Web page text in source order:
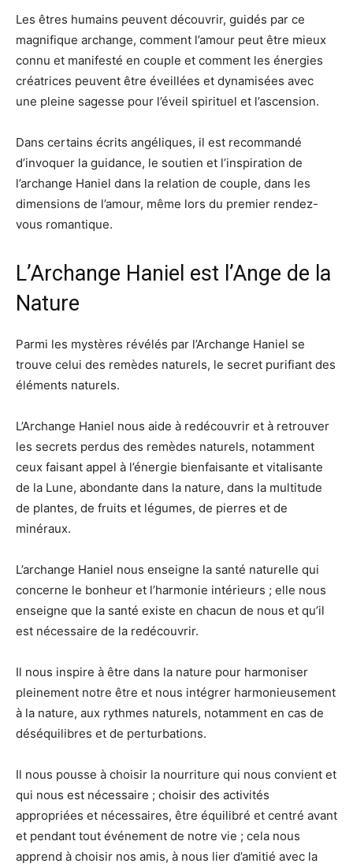
Les êtres humains peuvent découvrir, guidés par ce
magnifique archange, comment l’amour peut être mieux
connu et manifesté en couple et comment les énergies
créatrices peuvent être éveillées et dynamisées avec
une pleine sagesse pour l’éveil spirituel et l’ascension.
Dans certains écrits angéliques, il est recommandé
d’invoquer la guidance, le soutien et l’inspiration de
l’archange Haniel dans la relation de couple, dans les
dimensions de l’amour, même lors du premier rendez-
vous romantique.
L’Archange Haniel est l’Ange de la
Nature
Parmi les mystères révélés par l’Archange Haniel se
trouve celui des remèdes naturels, le secret purifiant des
éléments naturels.
L’Archange Haniel nous aide à redécouvrir et à retrouver
les secrets perdus des remèdes naturels, notamment
ceux faisant appel à l’énergie bienfaisante et vitalisante
de la Lune, abondante dans la nature, dans la multitude
de plantes, de fruits et légumes, de pierres et de
minéraux.
L’archange Haniel nous enseigne la santé naturelle qui
concerne le bonheur et l’harmonie intérieurs ; elle nous
enseigne que la santé existe en chacun de nous et qu’il
est nécessaire de la redécouvrir.
Il nous inspire à être dans la nature pour harmoniser
pleinement notre être et nous intégrer harmonieusement
à la nature, aux rythmes naturels, notamment en cas de
déséquilibres et de perturbations.
Il nous pousse à choisir la nourriture qui nous convient et
qui nous est nécessaire ; choisir des activités
appropriées et nécessaires, être équilibré et centré avant
et pendant tout événement de notre vie ; cela nous
apprend à choisir nos amis, à nous lier d’amitié avec la